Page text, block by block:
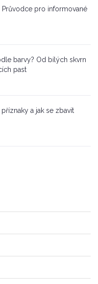
pro informované
barvy? Od bílých skvrn
past
a jak se zbavit